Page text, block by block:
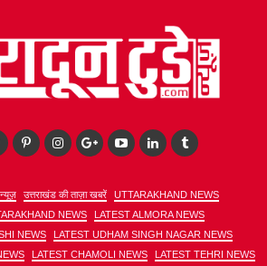
उत्तराखंड की ताज़ा खबरें
UTTARAKHAND NEWS
NEWS
LATEST ALMORA NEWS
NEWS
LATEST UDHAM SINGH NAGAR NEWS
LATEST CHAMOLI NEWS LATEST TEHRI NEWS